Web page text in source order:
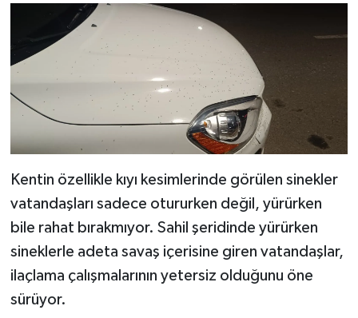
Kentin özellikle kıyı kesimlerinde görülen sinekler
vatandaşları sadece otururken değil, yürürken
bile rahat bırakmıyor. Sahil şeridinde yürürken
sineklerle adeta savaş içerisine giren vatandaşlar,
ilaçlama çalışmalarının yetersiz olduğunu öne
sürüyor.